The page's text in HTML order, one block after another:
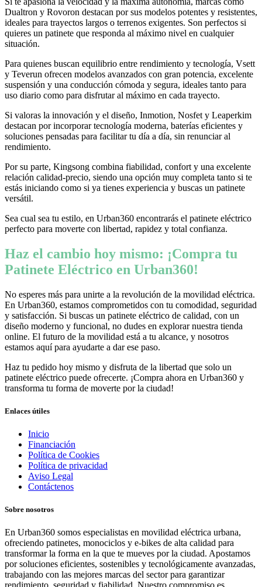
Dualtron y Rovoron destacan por sus modelos potentes y resistentes,
ideales para trayectos largos o terrenos exigentes. Son perfectos si
quieres un patinete que responda al máximo nivel en cualquier
situación.
Para quienes buscan equilibrio entre rendimiento y tecnología, Vsett
y Teverun ofrecen modelos avanzados con gran potencia, excelente
suspensión y una conducción cómoda y segura, ideales tanto para
uso diario como para disfrutar al máximo en cada trayecto.
Si valoras la innovación y el diseño, Inmotion, Nosfet y Leaperkim
destacan por incorporar tecnología moderna, baterías eficientes y
soluciones pensadas para facilitar tu día a día, sin renunciar al
rendimiento.
Por su parte, Kingsong combina fiabilidad, confort y una excelente
relación calidad-precio, siendo una opción muy completa tanto si te
estás iniciando como si ya tienes experiencia y buscas un patinete
versátil.
Sea cual sea tu estilo, en Urban360 encontrarás el patinete eléctrico
perfecto para moverte con libertad, rapidez y total confianza.
Haz el cambio hoy mismo: ¡Compra tu
Patinete Eléctrico en Urban360!
No esperes más para unirte a la revolución de la movilidad eléctrica.
En Urban360, estamos comprometidos con tu comodidad, seguridad
y satisfacción. Si buscas un patinete eléctrico de calidad, con un
diseño moderno y funcional, no dudes en explorar nuestra tienda
online. El futuro de la movilidad está a tu alcance, y nosotros
estamos aquí para ayudarte a dar ese paso.
Haz tu pedido hoy mismo y disfruta de la libertad que solo un
patinete eléctrico puede ofrecerte. ¡Compra ahora en Urban360 y
transforma tu forma de moverte por la ciudad!
Enlaces útiles
Inicio
Financiación
Política de Cookies
Política de privacidad
Aviso Legal
Contáctenos
Sobre nosotros
En Urban360 somos especialistas en movilidad eléctrica urbana,
ofreciendo patinetes, monociclos y e-bikes de alta calidad para
transformar la forma en la que te mueves por la ciudad. Apostamos
por soluciones eficientes, sostenibles y tecnológicamente avanzadas,
trabajando con las mejores marcas del sector para garantizar